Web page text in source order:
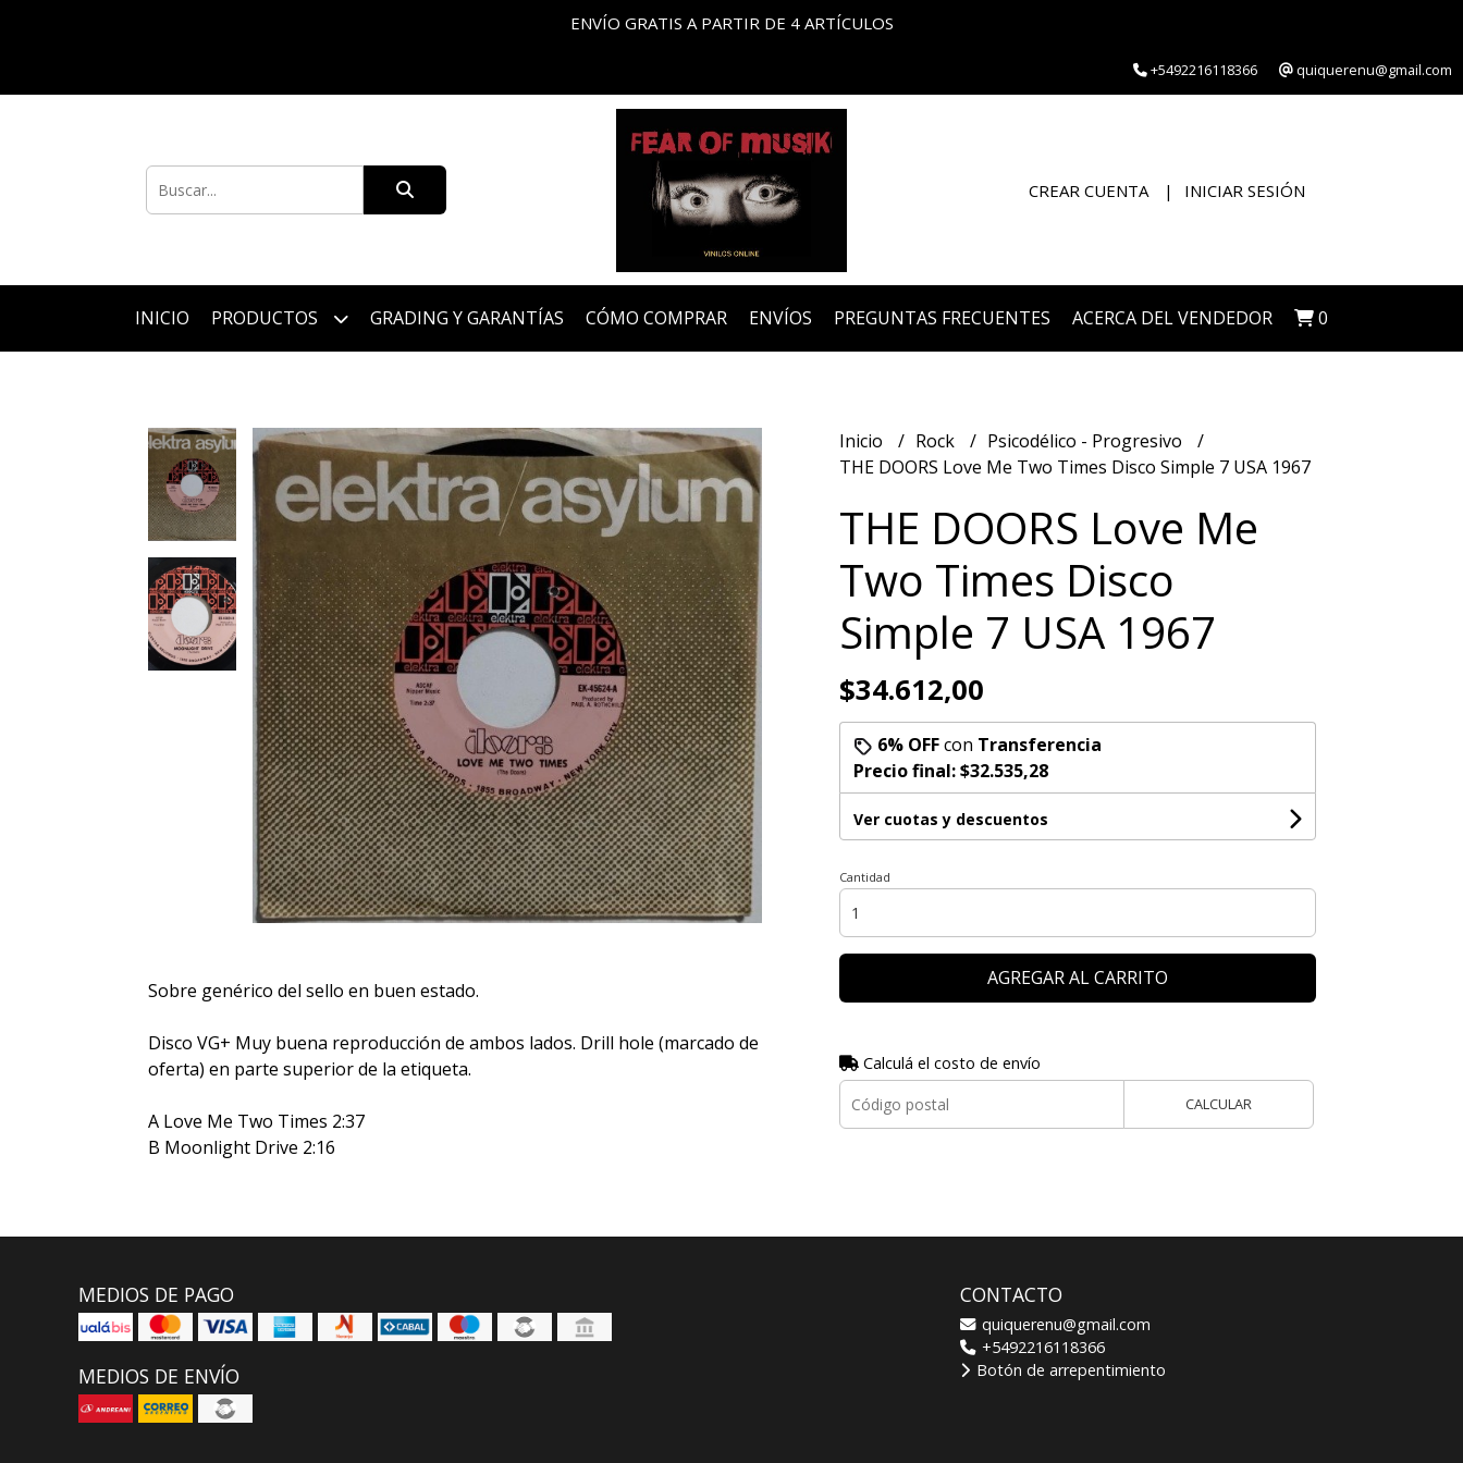
ENVÍO GRATIS A PARTIR DE 4 ARTÍCULOS
+5492216118366 quiquerenu@gmail.com
CREAR CUENTA INICIAR SESIÓN
INICIO PRODUCTOS GRADING Y GARANTÍAS CÓMO COMPRAR ENVÍOS PREGUNTAS FRECUENTES ACERCA DEL VENDEDOR 0
Sobre genérico del sello en buen estado.
Disco VG+ Muy buena reproducción de ambos lados. Drill hole (marcado de
oferta) en parte superior de la etiqueta.
A Love Me Two Times 2:37
B Moonlight Drive 2:16
Inicio Rock
Psicodélico - Progresivo
THE DOORS Love Me Two Times Disco Simple 7 USA 1967
THE DOORS Love Me
Two Times Disco
Simple 7 USA 1967
$34.612,00
6% OFFcon Transferencia
Precio final:$32.535,28
Ver cuotas y descuentos
Cantidad
AGREGAR AL CARRITO
Calculá el costo de envío
CALCULAR
MEDIOS DE PAGO
MEDIOS DE ENVÍO
CONTACTO
quiquerenu@gmail.com
+5492216118366
Botón de arrepentimiento